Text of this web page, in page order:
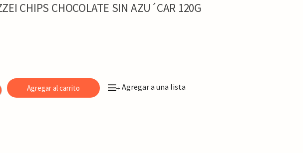
CHIPS CHOCOLATE SIN AZU´CAR 120G
Agregar al carrito +Agregar a una lista